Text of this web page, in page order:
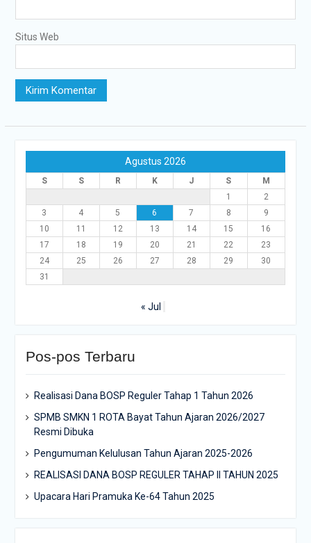
Situs Web
Agustus 2026
S S R K J S
M
1
2
3
4 5 6 7 8
9
10
11 12 13 14 15
16
17
18 19 20 21 22
23
24
25 26 27 28 29
30
31
« Jul
Pos-pos Terbaru
Realisasi Dana BOSP Reguler Tahap 1 Tahun 2026
SPMB SMKN 1 ROTA Bayat Tahun Ajaran 2026/2027
Resmi Dibuka
Pengumuman Kelulusan Tahun Ajaran 2025-2026
REALISASI DANA BOSP REGULER TAHAP II TAHUN 2025
Upacara Hari Pramuka Ke-64 Tahun 2025